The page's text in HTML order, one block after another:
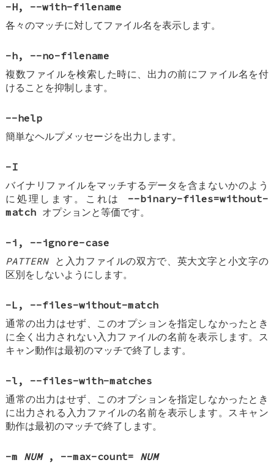
-H, --with-filename
各々のマッチに対してファイル名を表示します。
-h, --no-filename
複数ファイルを検索した時に、出力の前にファイル名を付
けることを抑制します。
--help
簡単なヘルプメッセージを出力します。
-I
バイナリファイルをマッチするデータを含まないかのよう
に処理します。これは --binary-files=without-
match オプションと等価です。
-i , --ignore-case
PATTERNと入力ファイルの双方で、英大文字と小文字の
区別をしないようにします。
-L , --files-without-match
通常の出力はせず、このオプションを指定しなかったとき
に全く出力されない入力ファイルの名前を表示します。ス
キャン動作は最初のマッチで終了します。
-l , --files-with-matches
通常の出力はせず、このオプションを指定しなかったとき
に出力される入力ファイルの名前を表示します。スキャン
動作は最初のマッチで終了します。
-m NUM , --max-count= NUM